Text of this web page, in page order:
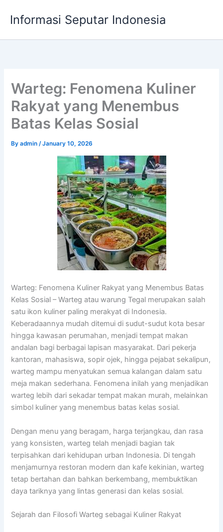
Informasi Seputar Indonesia
Warteg: Fenomena Kuliner
Rakyat yang Menembus
Batas Kelas Sosial
Byadmin/January 10, 2026
Warteg: Fenomena Kuliner Rakyat yang Menembus Batas
Kelas Sosial – Warteg atau warung Tegal merupakan salah
satu ikon kuliner paling merakyat di Indonesia.
Keberadaannya mudah ditemui di sudut-sudut kota besar
hingga kawasan perumahan, menjadi tempat makan
andalan bagi berbagai lapisan masyarakat. Dari pekerja
kantoran, mahasiswa, sopir ojek, hingga pejabat sekalipun,
warteg mampu menyatukan semua kalangan dalam satu
meja makan sederhana. Fenomena inilah yang menjadikan
warteg lebih dari sekadar tempat makan murah, melainkan
simbol kuliner yang menembus batas kelas sosial.
Dengan menu yang beragam, harga terjangkau, dan rasa
yang konsisten, warteg telah menjadi bagian tak
terpisahkan dari kehidupan urban Indonesia. Di tengah
menjamurnya restoran modern dan kafe kekinian, warteg
tetap bertahan dan bahkan berkembang, membuktikan
daya tariknya yang lintas generasi dan kelas sosial.
Sejarah dan Filosofi Warteg sebagai Kuliner Rakyat